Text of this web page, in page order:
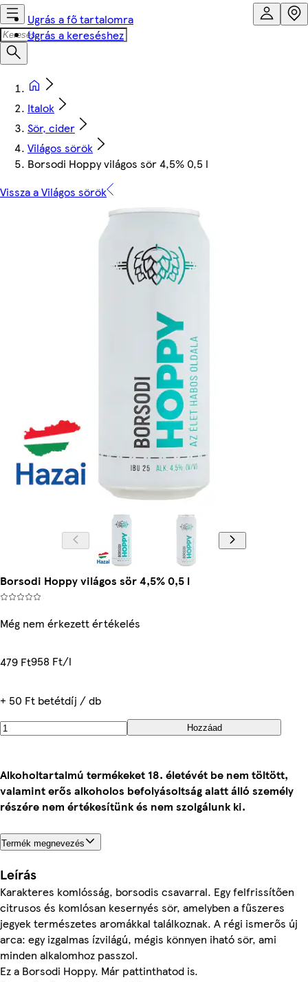
Ugrás a fő tartalomra
Ugrás a kereséshez
Italok
Sör, cider
Világos sörök
Borsodi Hoppy világos sör 4,5% 0,5 l
Vissza a Világos sörök
Borsodi Hoppy világos sör 4,5% 0,5 l
Még nem érkezett értékelés
479 Ft958 Ft/l
+ 50 Ft betétdíj / db
Hozzáad
Alkoholtartalmú termékeket 18. életévét be nem töltött,
valamint erős alkoholos befolyásoltság alatt álló személy
részére nem értékesítünk és nem szolgálunk ki.
Termék megnevezés
Leírás
Karakteres komlósság, borsodis csavarral. Egy felfrissítően
citrusos és komlósan kesernyés sör, amelyben a fűszeres
jegyek természetes aromákkal találkoznak. A régi ismerős új
arca: egy izgalmas ízvilágú, mégis könnyen iható sör, ami
minden alkalomhoz passzol.
Ez a Borsodi Hoppy. Már pattinthatod is.